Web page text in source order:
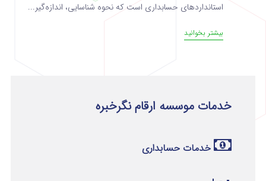
استانداردهای حسابداری است که نحوه شناسایی، اندازه‌گیر...
بیشتر بخوانید
خدمات موسسه ارقام نگرخبره
خدمات حسابداری